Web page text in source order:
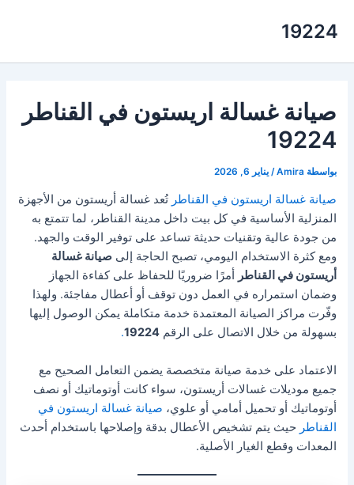
19224
صيانة غسالة اريستون في القناطر
19224
بواسطة Amira
/يناير 6, 2026
صيانة غسالة اريستون في القناطر تُعد غسالة أريستون من الأجهزة
المنزلية الأساسية في كل بيت داخل مدينة القناطر، لما تتمتع به
من جودة عالية وتقنيات حديثة تساعد على توفير الوقت والجهد.
ومع كثرة الاستخدام اليومي، تصبح الحاجة إلىصيانة غسالة
أريستون في القناطر
أمرًا ضروريًا للحفاظ على كفاءة الجهاز
وضمان استمراره في العمل دون توقف أو أعطال مفاجئة. ولهذا
وفّرت مراكز الصيانة المعتمدة خدمة متكاملة يمكن الوصول إليها
بسهولة من خلال الاتصال على الرقم19224
.
الاعتماد على خدمة صيانة متخصصة يضمن التعامل الصحيح مع
جميع موديلات غسالات أريستون، سواء كانت أوتوماتيك أو نصف
أوتوماتيك أو تحميل أمامي أو علوي، صيانة غسالة اريستون في
القناطر حيث يتم تشخيص الأعطال بدقة وإصلاحها باستخدام أحدث
المعدات وقطع الغيار الأصلية.